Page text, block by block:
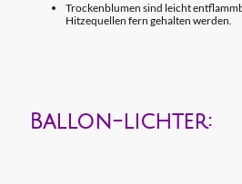
Trockenblumen sind leicht
Hitzequellen fern gehalten werden.
Ballon-lichter: